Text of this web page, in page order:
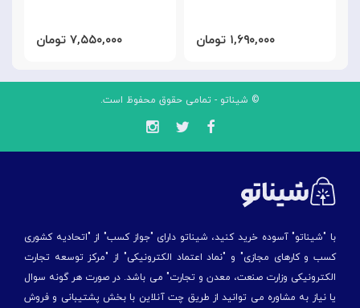
۷,۵۵۰,۰۰۰ تومان ۱,۶۹۰,۰۰۰ تومان
© شیناتو - تمامی حقوق محفوظ است.
با "شیناتو" آسوده خرید کنید، شیناتو دارای "جواز کسب" از "اتحادیه کشوری
کسب و کارهای مجازی" و "نماد اعتماد الکترونیکی" از "مركز توسعه تجارت
الكترونیكی وزارت صنعت، معدن و تجارت" می باشد. در صورت هر گونه سوال
یا نیاز به مشاوره می توانید از طریق چت آنلاین با بخش پشتیبانی و فروش